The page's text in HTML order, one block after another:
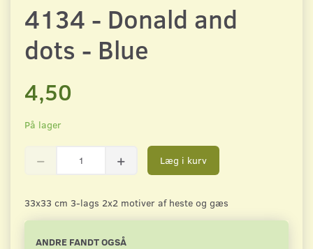
4134 - Donald and
dots - Blue
4,50
På lager
Læg i kurv
33x33 cm 3-lags 2x2 motiver af heste og gæs
ANDRE FANDT OGSÅ